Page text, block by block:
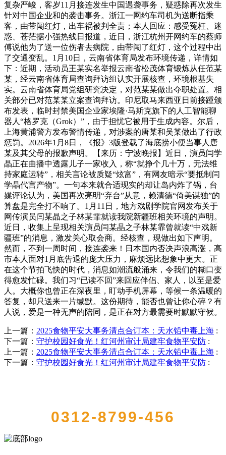
复杂严峻，客岁11月接连发生中国遇袭事务，疑惑除再次发生
针对中国企业和的袭击事务。浙江一网约车司机为送断指乘
客，由带闯红灯，出车祸被判全责；本人回应：感受冤枉、迷
惑、苍茫据小强热线日报道，近日，浙江杭州开网约车的蔡师
傅说他为了送一位伤者去病院，由带闯了红灯，这个过程中出
了交通变乱。1月10日，云南省体育局发布环境传递，详情如
下：近期，活动员王某实名举报云南省松茂体育锻炼从任范某
某，经云南省体育局查询拜访组认实开展核查，环境根基失
实。云南省体育局党组研究决定，对范某某做出夺职处置。相
关部分已对范某某立案查询拜访。印尼取马来西亚日前接踵颁
布发表，临时封禁美国企业家埃隆·马斯克旗下的人工智能聊
器人“格罗克（Grok）”，由于担忧它被用于生成内容。尔后，
上海黄浦警方发布警情传递，对涉案的唐某和吴某做出了行政
惩罚。2026年1月8日，《报》3版登载了海底捞小便当事人唐
某及其父母的报歉声明。【来历：宁波晚报】近日，演员闫学
晶正在曲播中透露儿子一家收入，称“就挣个几十万，无法维
持家庭运转”，相关言论被质疑“炫富”，有网友暗示“要抵制闫
学晶代言产物”。一句本来就合适现实的却让岛内炸了锅，台
媒评论认为，美国再次亮明“弃台”从意，赖清德“倚美谋独”的
算盘是完全打不响了。1月11日，地方戏剧学院官网发布关于
网传演员闫某晶之子林某霏就读我院新疆班相关环境的声明。
近日，收集上呈现相关演员闫某晶之子林某霏曾就读“中戏新
疆班”的消息，激发关心取会商。经核查，现做出如下声明。
然而，不到一周时间，接连袭来！日本国内否决声浪高涨，高
市本人面对1月底告退的庞大压力，麻烦远比想象中更大。正
在这个节拍飞快的时代，消息如潮流般涌来，令我们的糊口变
得愈发忙碌。我们习“已读不回”来回应伴侣、家人，以至是爱
人。大概你也曾正在深夜里，盯动手机屏幕，等候一条温暖的
答复，却只送来一片缄默。这份期待，能否也曾让你心碎？有
人说，爱是一种无声的陪同，是正在对方最需要时默默守候。
上一篇： 2025食物平安大事务清点合订本：天水铅中毒上海 :
下一篇： 守护校园好食光！红河州审计局建牢食物平安防 :
上一篇： 2025食物平安大事务清点合订本：天水铅中毒上海 :
下一篇： 守护校园好食光！红河州审计局建牢食物平安防 :
0312-8799-456